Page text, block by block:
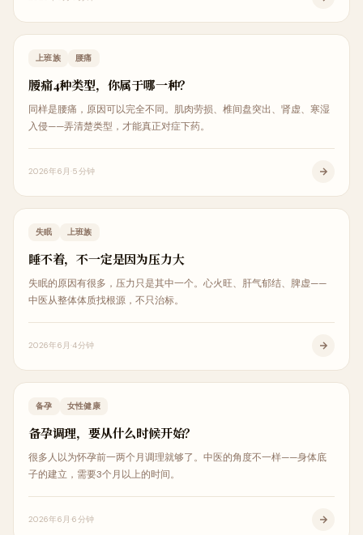
疼痛解析
上班族 腰痛
腰痛4种类型，你属于哪一种？
同样是腰痛，原因可以完全不同。肌肉劳损、椎间盘突出、肾虚、寒湿
入侵——弄清楚类型，才能真正对症下药。
2026年6月 5分钟
内科调理
失眠 上班族
睡不着，不一定是因为压力大
失眠的原因有很多，压力只是其中一个。心火旺、肝气郁结、脾虚——
中医从整体体质找根源，不只治标。
2026年6月4分钟
女性健康
备孕 女性健康
备孕调理，要从什么时候开始？
很多人以为怀孕前一两个月调理就够了。中医的角度不一样——身体底
子的建立，需要3个月以上的时间。
2026年6月6分钟